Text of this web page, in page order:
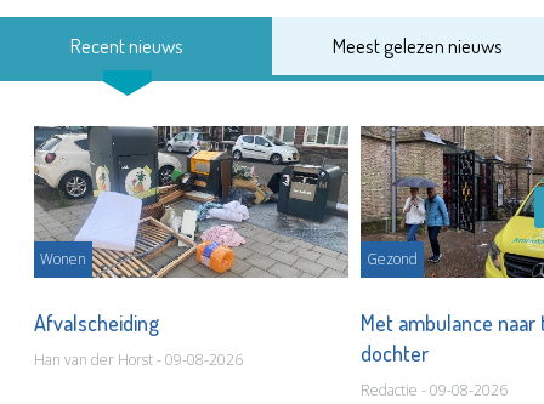
Recent nieuws Meest gelezen nieuws
Wonen
Afvalscheiding
Han van der Horst - 09-08-2026
Gezond
Met ambulance
dochter
Redactie - 09-08-2026